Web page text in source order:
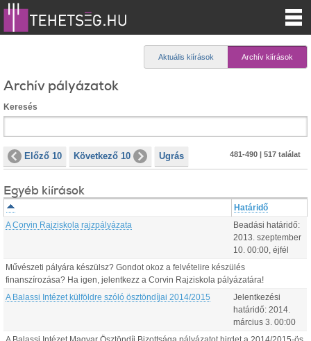
Aktuális kiírások Archív kiírások
Archív pályázatok
Keresés
Előző 10 Következő 10 Ugrás 481-490 | 517 találat
Egyéb kiírások
Határidő
A Corvin Rajziskola rajzpályázata
Beadási határidő:
2013. szeptember
10 00:00 , éjfél
Művészeti pályára készülsz? Gondot okoz a felvételire készülés
finanszírozása? Ha igen, jelentkezz a Corvin Rajziskola pályázatára!
A Balassi Intézet külföldre szóló ösztöndíjai 2014/2015
Jelentkezési
határidő: 2014.
március 3 00:00